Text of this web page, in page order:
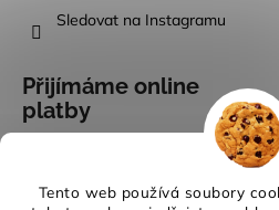
Tento web používá soubory
Sledovat na Instagramu
Přijímáme online
platby